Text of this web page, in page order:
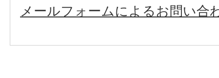
メールフォームによるお問い合